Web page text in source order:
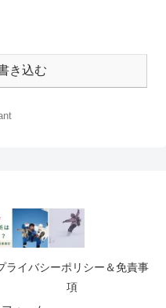
き込む
ライバシーポリシー＆免責事
項